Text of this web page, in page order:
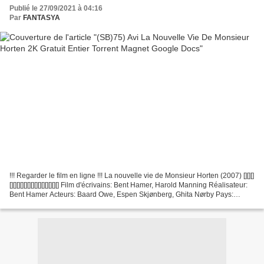
Publié le 27/09/2021 à 04:16
Par FANTASYA
!!! Regarder le film en ligne !!! La nouvelle vie de Monsieur Horten (2007) [][][]
[][][][][][][][][][][][][][] Film d'écrivains: Bent Hamer, Harold Manning Réalisateur:
Bent Hamer Acteurs: Baard Owe, Espen Skjønberg, Ghita Nørby Pays: